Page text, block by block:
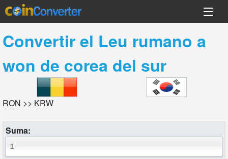
Convertir el Leu rumano a
won de corea del sur
RON >> KRW
Suma: